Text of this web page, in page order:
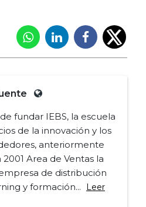
fundar IEBS, la escuela
de la innovación y los
anteriormente
Area de Ventas la
de distribución
y formación...
Leer